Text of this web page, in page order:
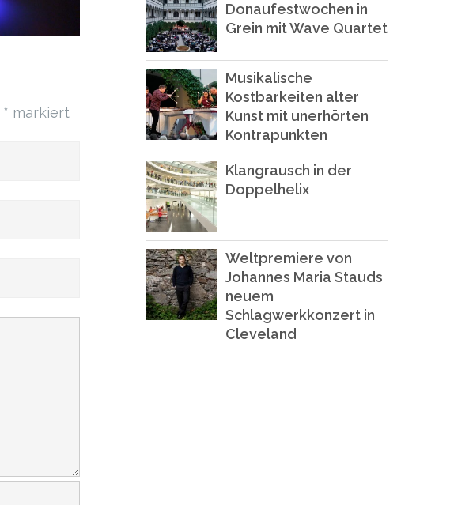
* markiert
Donaufestwochen in
Grein mit Wave Quartet
Musikalische
Kostbarkeiten alter
Kunst mit unerhörten
Kontrapunkten
Klangrausch in der
Doppelhelix
Weltpremiere von
Johannes Maria Stauds
neuem
Schlagwerkkonzert in
Cleveland